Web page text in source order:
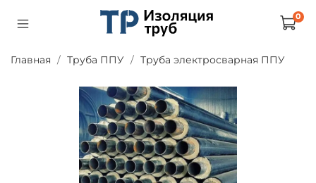
0
Главная Труба ППУ Труба электросварная ППУ